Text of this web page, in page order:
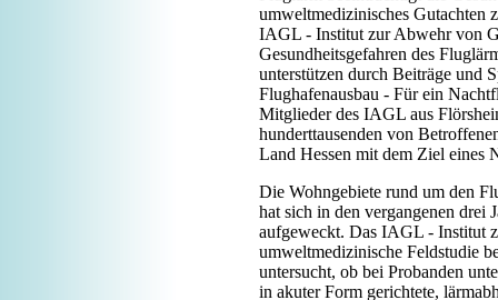
umweltmedizinisches Gutachten
IAGL - Institut zur Abwehr von
Gesundheitsgefahren des
unterstützen durch Beiträge und
Flughafenausbau - Für ein
Mitglieder des IAGL aus
hunderttausenden von
Land Hessen mit dem Ziel eines
Die Wohngebiete rund um den
hat sich in den vergangenen drei
aufgeweckt. Das IAGL - Institut
umweltmedizinische Feldstudie
untersucht, ob bei Probanden
in akuter Form gerichtete,